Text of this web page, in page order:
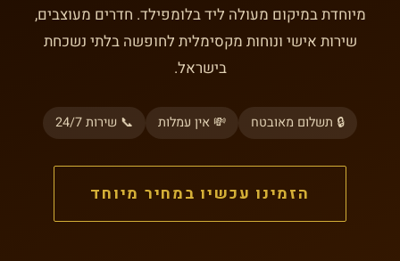
מיוחדת במיקום מעולה ליד בלומפילד. חדרים מעוצבים,
שירות אישי ונוחות מקסימלית לחופשה בלתי נשכחת
בישראל.
🔒 תשלום מאובטח 💸 אין עמלות 📞 שירות 24/7
הזמינו עכשיו במחיר מיוחד